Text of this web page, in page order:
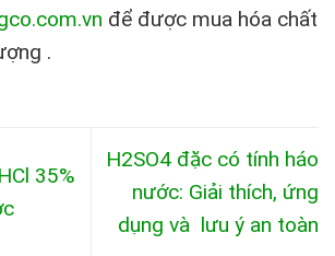
để được mua hóa chất
.
35%
H2SO4 đặc có tính háo
nước: Giải thích, ứng
dụng và lưu ý an toàn